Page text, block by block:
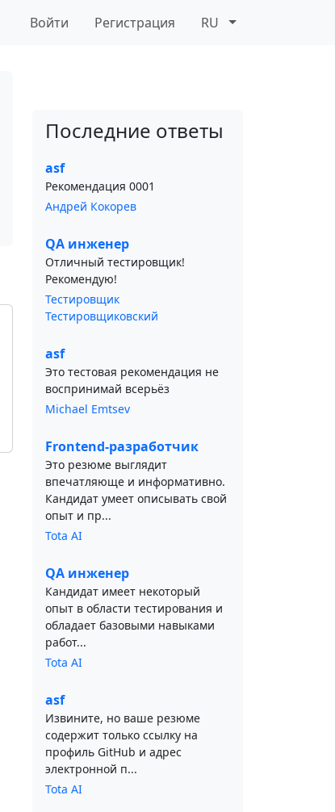
Войти Регистрация RU
Последние ответы
asf
Рекомендация 0001
Андрей Кокорев
QA инженер
Отличный тестировщик!
Рекомендую!
Тестировщик
Тестировщиковский
asf
Это тестовая рекомендация не
воспринимай всерьёз
Michael Emtsev
Frontend-разработчик
Это резюме выглядит
впечатляюще и информативно.
Кандидат умеет описывать свой
опыт и пр...
Tota AI
QA инженер
Кандидат имеет некоторый
опыт в области тестирования и
обладает базовыми навыками
работ...
Tota AI
asf
Извините, но ваше резюме
содержит только ссылку на
профиль GitHub и адрес
электронной п...
Tota AI